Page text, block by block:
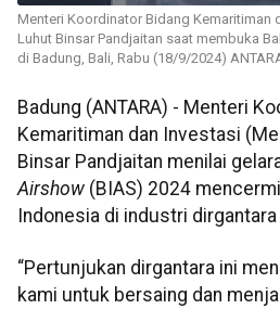
Menteri Koordinator Bidang Kemaritiman
Luhut Binsar Pandjaitan saat membuka
di Badung, Bali, Rabu (18/9/2024)
Badung (ANTARA) - Menteri
Kemaritiman dan Investasi
Binsar Pandjaitan menilai
Airshow (BIAS) 2024
Indonesia di industri
“Pertunjukan dirgantara ini
kami untuk bersaing dan